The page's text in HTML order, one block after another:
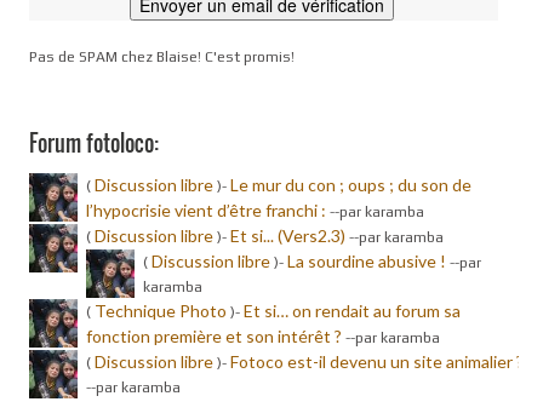
Pas de SPAM chez Blaise! C'est promis!
Forum fotoloco:
( Discussion libre )- Le mur du con ; oups ; du son de
l’hypocrisie vient d’être franchi : --par karamba
( Discussion libre )- Et si... (Vers2.3) --par karamba
( Discussion libre )- La sourdine abusive ! --par
karamba
( Technique Photo )- Et si… on rendait au forum sa
fonction première et son intérêt ? --par karamba
( Discussion libre )- Fotoco est-il devenu un site animalier ?
--par karamba